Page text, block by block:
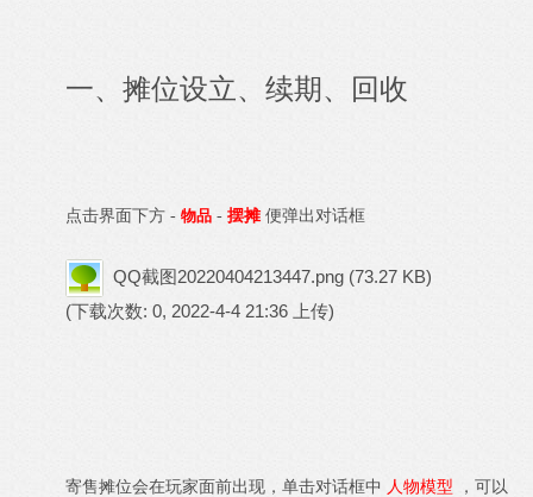
一、摊位设立、续期、回收
点击界面下方 - 物品 - 摆摊 便弹出对话框
QQ截图20220404213447.png (73.27 KB)
(下载次数: 0, 2022-4-4 21:36 上传)
寄售摊位会在玩家面前出现，单击对话框中 人物模型
，可以